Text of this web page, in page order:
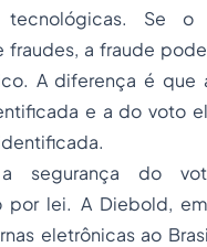
tecnológicas. Se
fraudes, a fraude
A diferença é que
e a do voto
segurança do
por lei. A Diebold,
eletrônicas ao